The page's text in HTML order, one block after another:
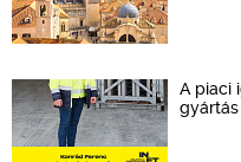
A piaci
gyártás